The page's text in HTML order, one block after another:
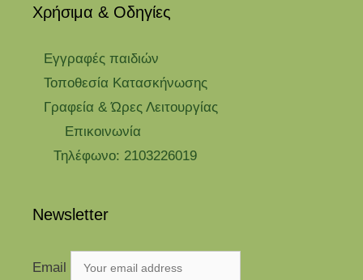
Χρήσιμα & Οδηγίες
Eγγραφές παιδιών
Τοποθεσία Κατασκήνωσης
Γραφεία & Ώρες Λειτουργίας
Επικοινωνία
Τηλέφωνο: 2103226019
Newsletter
Email